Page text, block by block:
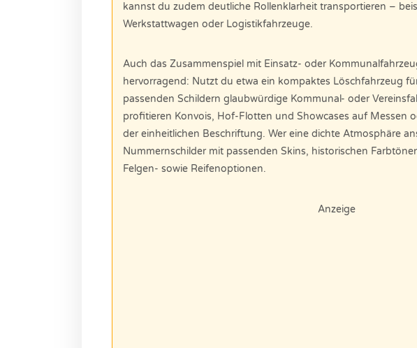
kannst du zudem deutliche Rollenklarheit transportieren –
Werkstattwagen oder Logistikfahrzeuge.
Auch das Zusammenspiel mit Einsatz- oder
hervorragend: Nutzt du etwa ein kompaktes Löschfahrzeug
passenden Schildern glaubwürdige Kommunal- oder
profitieren Konvois, Hof-Flotten und Showcases auf Messen
der einheitlichen Beschriftung. Wer eine dichte Atmosphäre
Nummernschilder mit passenden Skins, historischen
Felgen- sowie Reifenoptionen.
Anzeige